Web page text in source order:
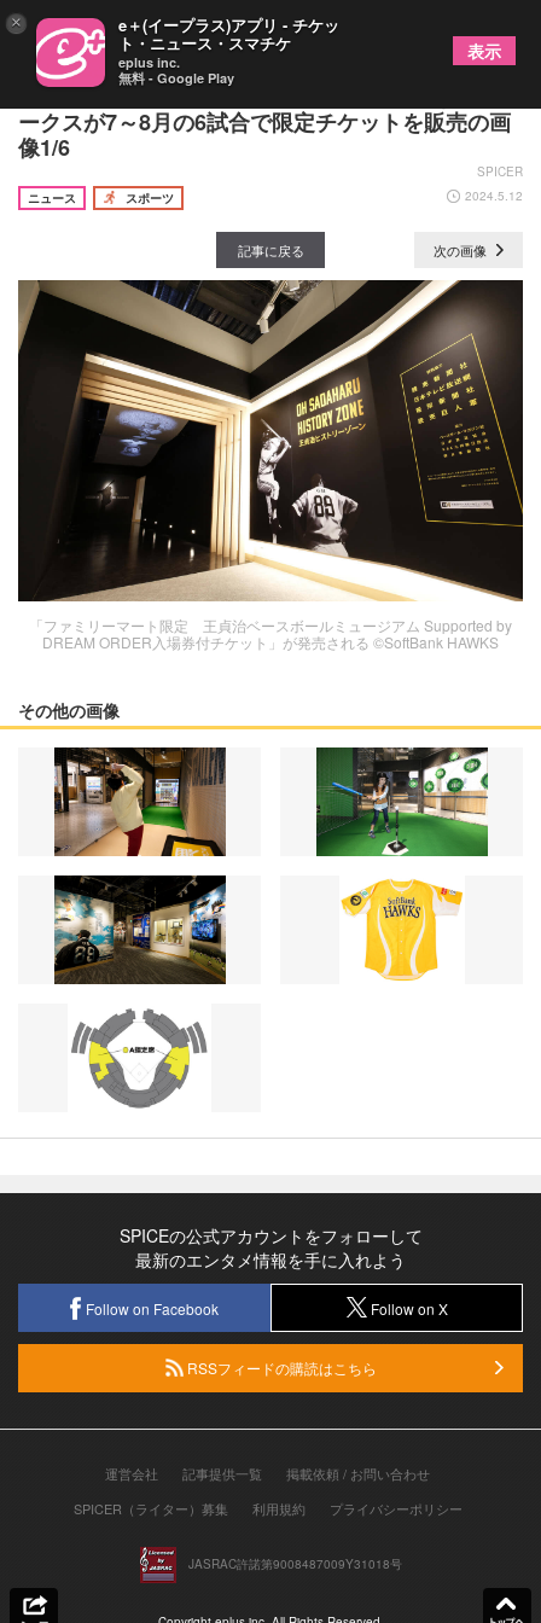
王貞治ベースボールミュージアム入場券付き！ ホ
ークスが7～8月の6試合で限定チケットを販売の画
像1/6
SPICER
ニュース
スポーツ 2024.5.12
記事に戻る 次の画像
「ファミリーマート限定 王貞治ベースボールミュージアム Supported by
DREAM ORDER入場券付チケット」が発売される ©SoftBank HAWKS
その他の画像
SPICEの公式アカウントをフォローして
最新のエンタメ情報を手に入れよう
Follow on Facebook Follow on X
RSSフィードの購読はこちら
運営会社 記事提供一覧
掲載依頼 / お問い合わせ
SPICER（ライター）募集
利用規約 プライバシーポリシー
JASRAC許諾第9008487009Y31018号
× e＋(イープラス)アプリ - チケッ
ト・ニュース・スマチケ
eplus inc.
無料 - Google Play
表示